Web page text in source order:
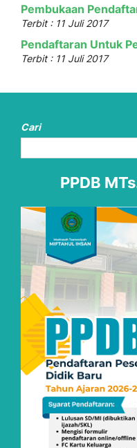
Pembukaan
Terbit : 11 Juli 2017
Pendaftaran Untuk
Terbit : 11 Juli 2017
Cari
PPDB